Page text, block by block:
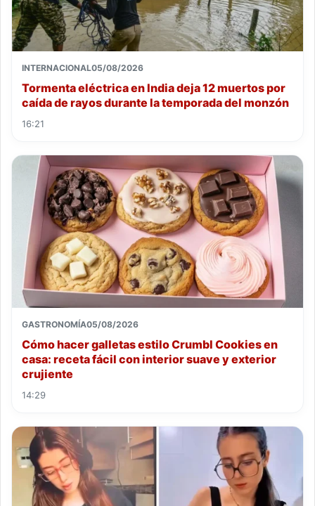
INTERNACIONAL05/08/2026
Tormenta eléctrica en India deja 12 muertos por
caída de rayos durante la temporada del monzón
16:21
GASTRONOMÍA05/08/2026
Cómo hacer galletas estilo Crumbl Cookies en
casa: receta fácil con interior suave y exterior
crujiente
14:29